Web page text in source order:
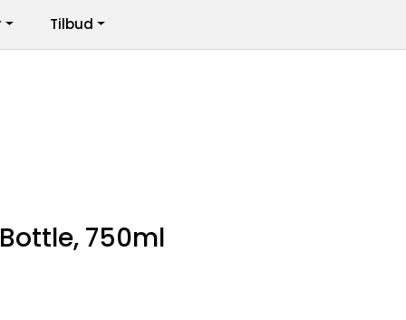
Tilbud
750ml